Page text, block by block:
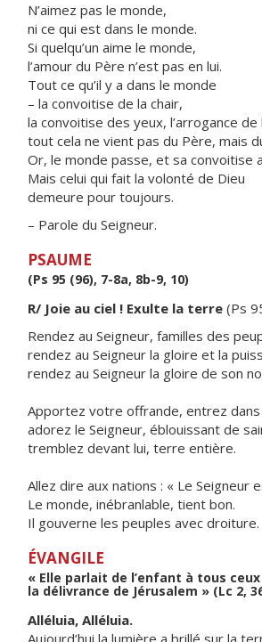
N’aimez pas le monde,
ni ce qui est dans le monde.
Si quelqu’un aime le monde,
l’amour du Père n’est pas en lui.
Tout ce qu’il y a dans le monde
– la convoitise de la chair,
la convoitise des yeux, l’arrogance de
tout cela ne vient pas du Père, mais
Or, le monde passe, et sa convoitise
Mais celui qui fait la volonté de Dieu
demeure pour toujours.
– Parole du Seigneur.
PSAUME
(Ps 95 (96), 7-8a, 8b-9, 10)
R/ Joie au ciel ! Exulte la terre (Ps
Rendez au Seigneur, familles des
rendez au Seigneur la gloire et la
rendez au Seigneur la gloire de son
Apportez votre offrande, entrez
adorez le Seigneur, éblouissant de
tremblez devant lui, terre entière.
Allez dire aux nations : « Le Seigneur
Le monde, inébranlable, tient bon.
Il gouverne les peuples avec droiture.
ÉVANGILE
« Elle parlait de l’enfant à tous
la délivrance de Jérusalem » (Lc 2,
Alléluia, Alléluia.
Aujourd’hui la lumière a brillé sur la